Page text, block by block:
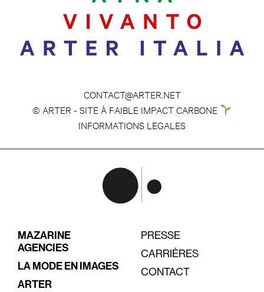
CONTACT@ARTER.NET
© ARTER - SITE À FAIBLE IMPACT CARBONE
INFORMATIONS LEGALES
MAZARINE
AGENCIES
LA MODE EN IMAGES
ARTER
PRESSE
CARRIÈRES
CONTACT